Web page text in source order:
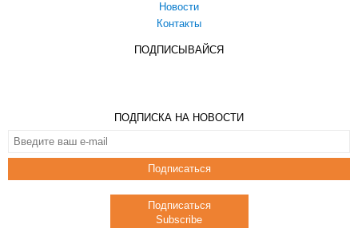
Новости
Контакты
ПОДПИСЫВАЙСЯ
ПОДПИСКА НА НОВОСТИ
Подписаться
Подписаться
Subscribe